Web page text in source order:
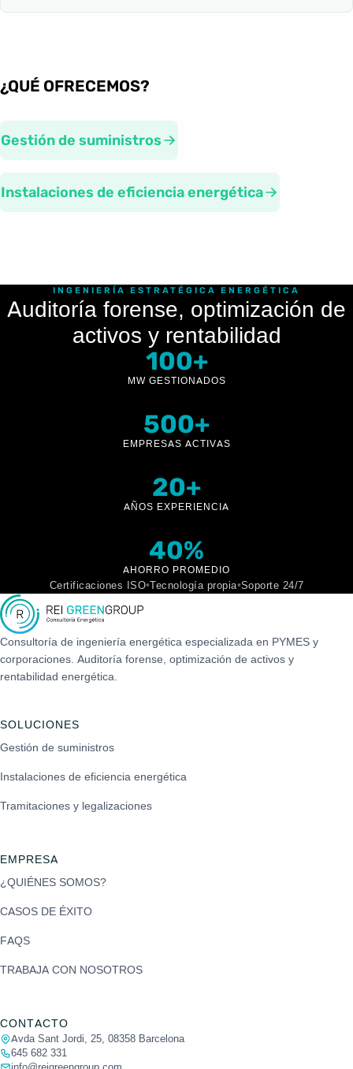
¿QUÉ OFRECEMOS?
Gestión de suministros
Instalaciones de eficiencia energética
INGENIERÍA ESTRATÉGICA ENERGÉTICA
Auditoría forense, optimización de
activos y rentabilidad
100+
MW GESTIONADOS
500+
EMPRESAS ACTIVAS
20+
AÑOS EXPERIENCIA
40%
AHORRO PROMEDIO
Certificaciones ISO•Tecnología propia•Soporte 24/7
Consultoría de ingeniería energética especializada en PYMES y
corporaciones. Auditoría forense, optimización de activos y
rentabilidad energética.
SOLUCIONES
Gestión de suministros
Instalaciones de eficiencia energética
Tramitaciones y legalizaciones
EMPRESA
¿QUIÉNES SOMOS?
CASOS DE ÉXITO
FAQS
TRABAJA CON NOSOTROS
CONTACTO
Avda Sant Jordi, 25, 08358 Barcelona
645 682 331